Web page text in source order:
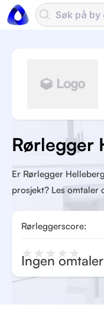
Rørleggerscore:
★ ★ ★ ★ ★
Ingen omtaler
Er Rørlegger
prosjekt? Les omtaler
Rørlegger